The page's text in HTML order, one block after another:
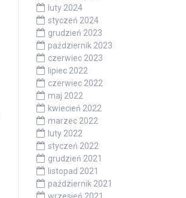
luty 2024
styczeń 2024
grudzień 2023
październik 2023
czerwiec 2023
lipiec 2022
czerwiec 2022
maj 2022
kwiecień 2022
marzec 2022
luty 2022
styczeń 2022
grudzień 2021
listopad 2021
październik 2021